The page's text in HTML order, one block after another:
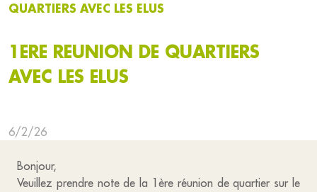
QUARTIERS AVEC LES ELUS
1ERE REUNION DE QUARTIERS
AVEC LES ELUS
6/2/26
Bonjour,
Veuillez prendre note de la 1ère réunion de quartier sur le